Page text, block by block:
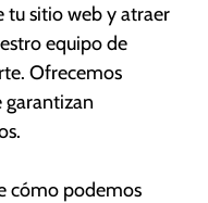
tu sitio web y atraer
equipo de
Ofrecemos
garantizan
cómo podemos